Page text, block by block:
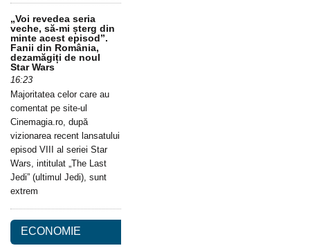
„Voi revedea seria
veche, să-mi șterg din
minte acest episod”.
Fanii din România,
dezamăgiți de noul
Star Wars
16:23
Majoritatea celor care au
comentat pe site-ul
Cinemagia.ro, după
vizionarea recent lansatului
episod VIII al seriei Star
Wars, intitulat „The Last
Jedi” (ultimul Jedi), sunt
extrem
ECONOMIE